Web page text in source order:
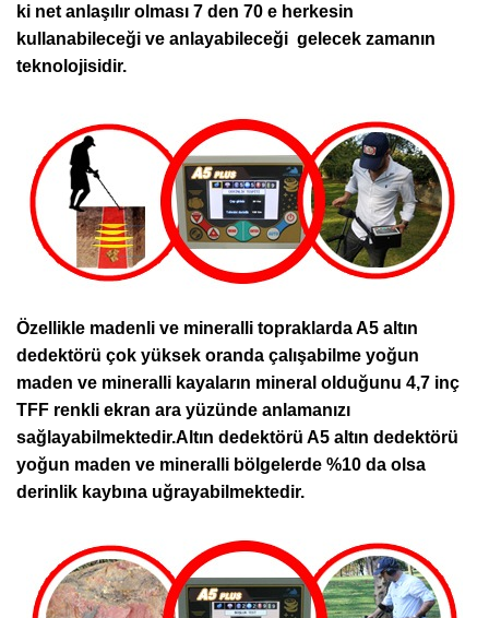
ki net anlaşılır olması 7 den 70 e herkesin
kullanabileceği ve anlayabileceği gelecek zamanın
teknolojisidir.
Özellikle madenli ve mineralli topraklarda A5 altın
dedektörü çok yüksek oranda çalışabilme yoğun
maden ve mineralli kayaların mineral olduğunu 4,7 inç
TFF renkli ekran ara yüzünde anlamanızı
sağlayabilmektedir.Altın dedektörü A5 altın dedektörü
yoğun maden ve mineralli bölgelerde %10 da olsa
derinlik kaybına uğrayabilmektedir.